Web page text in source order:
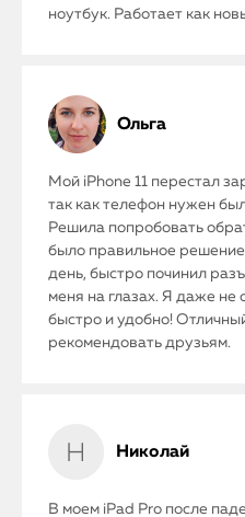
Контакты
ноутбук. Работает как
Ольга
Мой iPhone 11 перестал
так как телефон нужен
Решила попробовать
было правильное
день, быстро починил
меня на глазах. Я даже не
быстро и удобно!
рекомендовать друзьям.
Николай
В моем iPad Pro после